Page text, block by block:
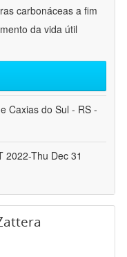
carbonáceas a fim
da vida útil
Caxias do Sul - RS -
2022-Thu Dec 31